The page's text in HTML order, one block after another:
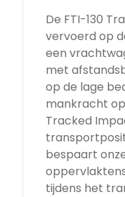
De FTI-130
vervoerd op
een
met
op de lage
mankracht op
Tracked
bespaart
tijdens het